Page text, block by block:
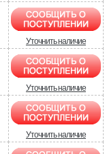
Уточнить наличие
Уточнить наличие
Уточнить наличие